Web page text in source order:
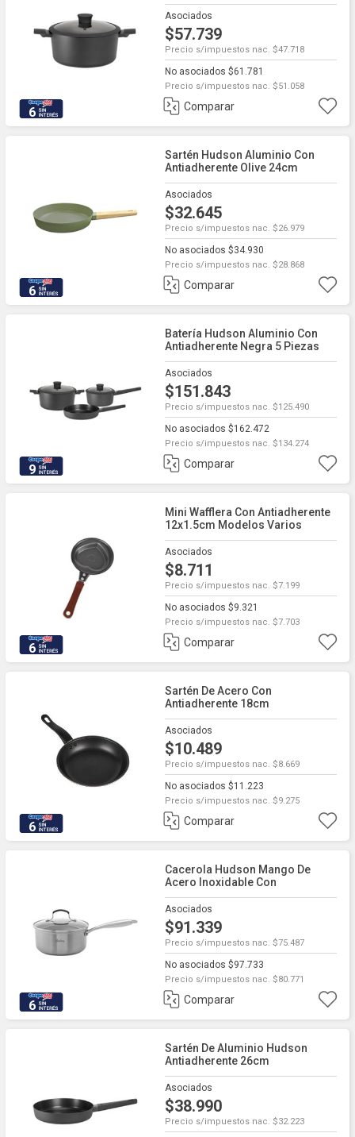
6
Asociados
$57.739
Precio s/impuestos nac. $47.718
No asociados $61.781
Precio s/impuestos nac. $51.058
Comparar
6
Sartén Hudson Aluminio Con
Antiadherente Olive 24cm
Asociados
$32.645
Precio s/impuestos nac. $26.979
No asociados $34.930
Precio s/impuestos nac. $28.868
Comparar
9
Batería Hudson Aluminio Con
Antiadherente Negra 5 Piezas
Asociados
$151.843
Precio s/impuestos nac. $125.490
No asociados $162.472
Precio s/impuestos nac. $134.274
Comparar
6
Mini Wafflera Con Antiadherente
12x1.5cm Modelos Varios
Asociados
$8.711
Precio s/impuestos nac. $7.199
No asociados $9.321
Precio s/impuestos nac. $7.703
Comparar
6
Sartén De Acero Con
Antiadherente 18cm
Asociados
$10.489
Precio s/impuestos nac. $8.669
No asociados $11.223
Precio s/impuestos nac. $9.275
Comparar
6
Cacerola Hudson Mango De
Acero Inoxidable Con
Antiadherente 20cm
Asociados
$91.339
Precio s/impuestos nac. $75.487
No asociados $97.733
Precio s/impuestos nac. $80.771
Comparar
Sartén De Aluminio Hudson
Antiadherente 26cm
Asociados
$38.990
Precio s/impuestos nac. $32.223